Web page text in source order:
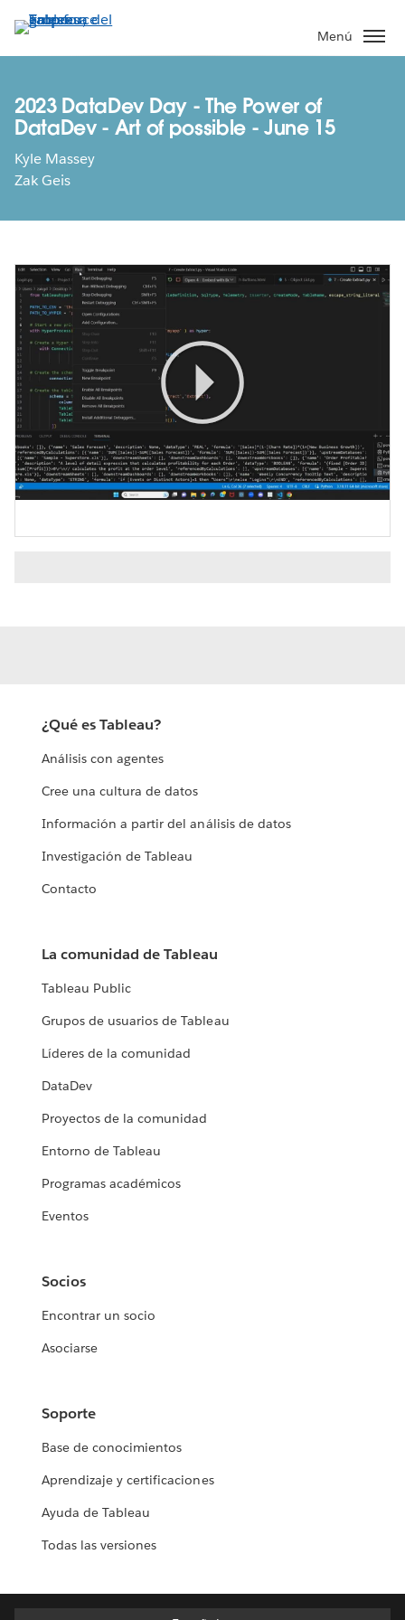
contenido
Menú
2023 DataDev Day - The Power of
DataDev - Art of possible - June 15
Kyle Massey
Zak Geis
Play
Video
¿Qué es Tableau?
Análisis con agentes
Cree una cultura de datos
Información a partir del análisis de datos
Investigación de Tableau
Contacto
La comunidad de Tableau
Tableau Public
Grupos de usuarios de Tableau
Líderes de la comunidad
DataDev
Proyectos de la comunidad
Entorno de Tableau
Programas académicos
Eventos
Socios
Encontrar un socio
Asociarse
Soporte
Base de conocimientos
Aprendizaje y certificaciones
Ayuda de Tableau
Todas las versiones